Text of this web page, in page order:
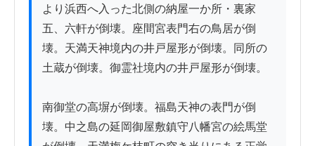
より浜西へ入った北側の納屋一か所・裏家
五、六軒が倒壊。座間宮表門右の鳥居が倒
壊。天満天神境内の井戸屋形が倒壊。同所の
土蔵が倒壊。御霊社境内の井戸屋形が倒壊。
南御堂の高塀が倒壊。福島天神の表門が倒
壊。中之島の延岡御屋敷鎮守八幡宮の絵馬堂